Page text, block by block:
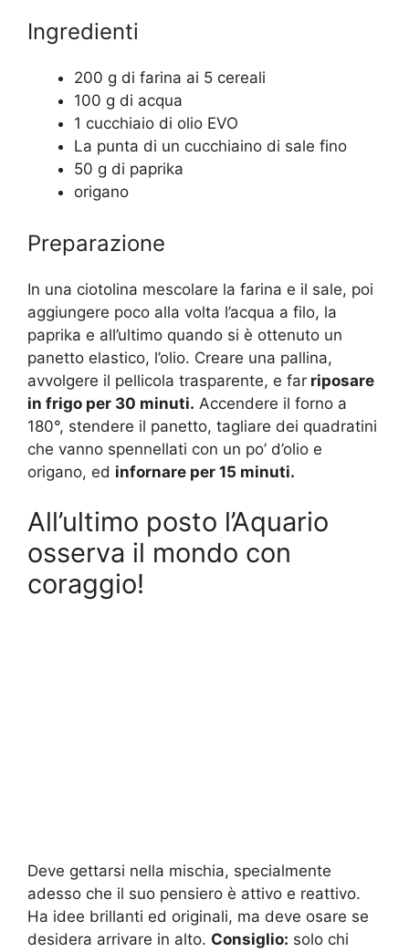
Ingredienti
200 g di farina ai 5 cereali
100 g di acqua
1 cucchiaio di olio EVO
La punta di un cucchiaino di sale fino
50 g di paprika
origano
Preparazione
In una ciotolina mescolare la farina e il sale, poi
aggiungere poco alla volta l’acqua a filo, la
paprika e all’ultimo quando si è ottenuto un
panetto elastico, l’olio. Creare una pallina,
avvolgere il pellicola trasparente, e far riposare
in frigo per 30 minuti. Accendere il forno a
180°, stendere il panetto, tagliare dei quadratini
che vanno spennellati con un po’ d’olio e
origano, ed infornare per 15 minuti.
All’ultimo posto l’Aquario
osserva il mondo con
coraggio!
Deve gettarsi nella mischia, specialmente
adesso che il suo pensiero è attivo e reattivo.
Ha idee brillanti ed originali, ma deve osare se
desidera arrivare in alto. Consiglio: solo chi